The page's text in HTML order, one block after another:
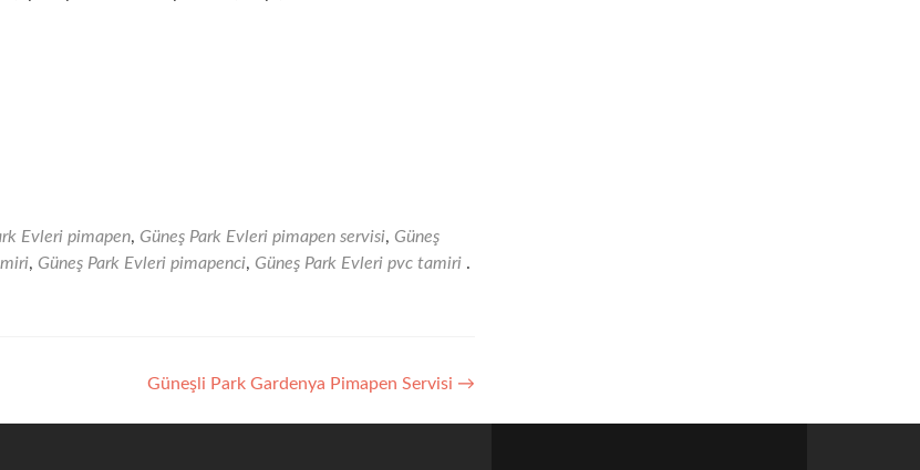
Evleri pimapen, Güneş Park Evleri pimapen servisi, Güneş
, Güneş Park Evleri pimapenci, Güneş Park Evleri pvc tamiri .
Güneşli Park Gardenya Pimapen Servisi →